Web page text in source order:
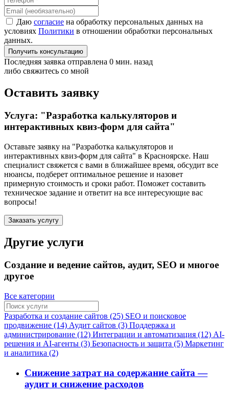
Даю согласие на обработку персональных данных на
условиях Политики в отношении обработки персональных
данных.
Получить консультацию
Последняя заявка отправлена 0 мин. назад
либо свяжитесь со мной
Оставить заявку
Услуга: "Разработка калькуляторов и
интерактивных квиз-форм для сайта"
Оставьте заявку на "Разработка калькуляторов и
интерактивных квиз-форм для сайта" в Красноярске. Наш
специалист свяжется с вами в ближайшее время, обсудит все
нюансы, подберет оптимальное решение и назовет
примерную стоимость и сроки работ. Поможет составить
техническое задание и ответит на все интересующие вас
вопросы!
Заказать услугу
Другие услуги
Создание и ведение сайтов, аудит, SEO и многое
другое
Все категории
Разработка и создание сайтов (25) SEO и поисковое
продвижение (14) Аудит сайтов (3) Поддержка и
администрирование (12) Интеграции и автоматизация (12) AI-
решения и AI-агенты (3) Безопасность и защита (5) Маркетинг
и аналитика (2)
Снижение затрат на содержание сайта —
аудит и снижение расходов